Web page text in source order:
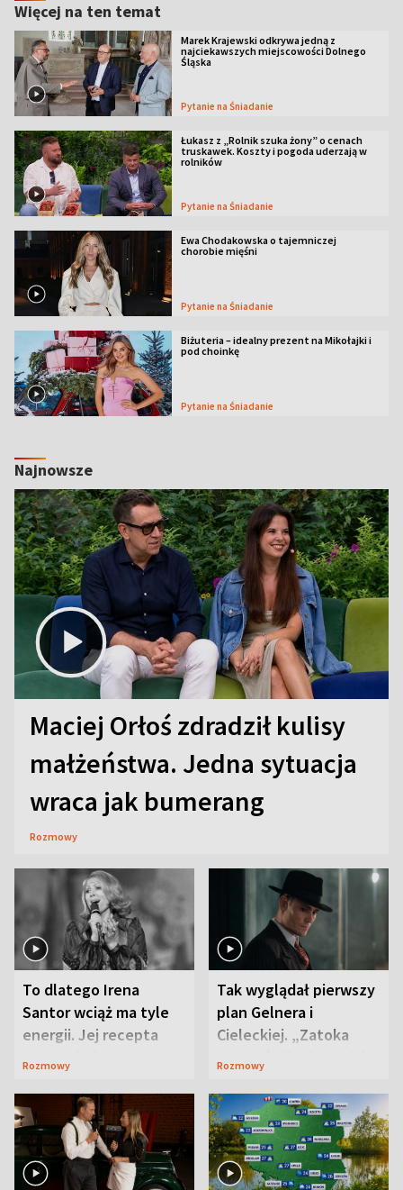
Więcej na ten temat
Marek Krajewski odkrywa jedną z
najciekawszych miejscowości Dolnego
Śląska
Pytanie na Śniadanie
Łukasz z „Rolnik szuka żony” o cenach
truskawek. Koszty i pogoda uderzają w
rolników
Pytanie na Śniadanie
Ewa Chodakowska o tajemniczej
chorobie mięśni
Pytanie na Śniadanie
Biżuteria – idealny prezent na Mikołajki i
pod choinkę
Pytanie na Śniadanie
Najnowsze
Maciej Orłoś zdradził kulisy
małżeństwa. Jedna sytuacja
wraca jak bumerang
Rozmowy
To dlatego Irena
Santor wciąż ma tyle
energii. Jej recepta
jest zaskakująco
Rozmowy
Tak wyglądał pierwszy
plan Gelnera i
Cieleckiej. „Zatoka
szpiegów” od razu ich
Rozmowy